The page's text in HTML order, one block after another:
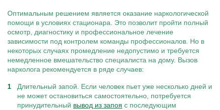
Оптимальным решением является оказание наркологической
помощи в условиях стационара. Это позволит пройти полный
осмотр, диагностику и профессиональное лечение
зависимости под контролем команды профессионалов. Но в
некоторых случаях промедление недопустимо и требуется
немедленное вмешательство специалиста на дому. Вызов
нарколога рекомендуется в ряде случаев:
Длительный запой. Если человек пьет уже несколько дней и
не может остановиться самостоятельно, потребуется
принудительный вывод из запоя с последующим